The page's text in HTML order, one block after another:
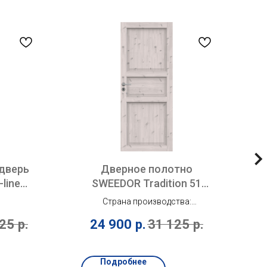
line
р.
Дверное полотно
SWEEDOR Tradition 51
белый лак
Страна производства:
Конструкция: Массивная
Замок: 2014
24 900 р.31 125 р.
Подробнее